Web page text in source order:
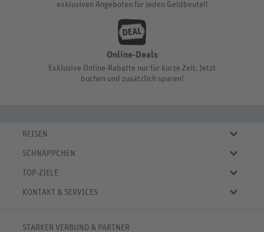
exklusiven Angeboten für jeden Geldbeutel!
Online-Deals
Exklusive Online-Rabatte nur für kurze Zeit. Jetzt
buchen und zusätzlich sparen!
REISEN
Eigene Anreise
Städtereisen
Wellnessurlaub
SCHNÄPPCHEN
Aktuelle Reiseangebote
Online-Deals
Reisemagazin
TOP-ZIELE
Urlaub in Deutschland
✈ Urlaub in Spanien
KONTAKT & SERVICES
STARKER VERBUND & PARTNER